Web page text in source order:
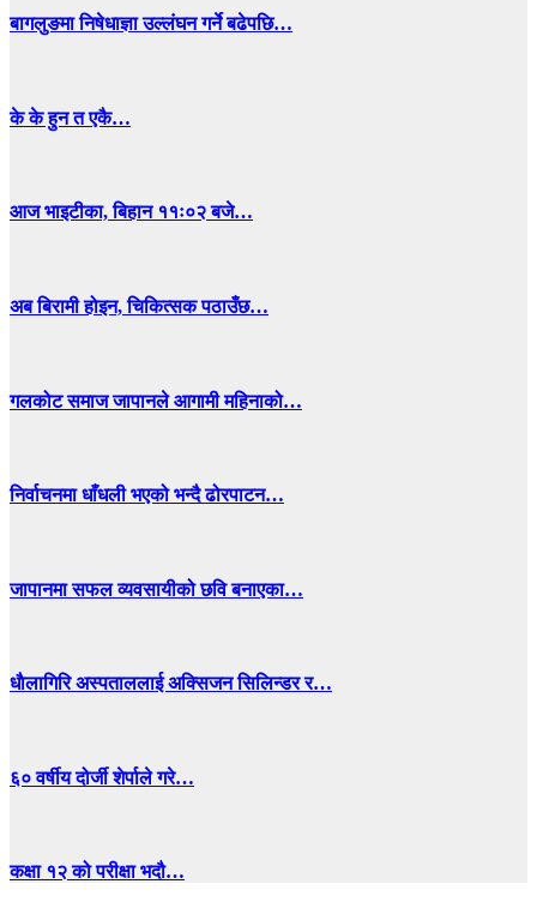
बागलुङमा निषेधाज्ञा उल्लंघन गर्ने बढेपछि…
के के हुन त एकै…
आज भाइटीका, बिहान ११ः०२ बजे…
अब बिरामी होइन, चिकित्सक पठाउँछ…
गलकोट समाज जापानले आगामी महिनाको…
निर्वाचनमा धाँधली भएको भन्दै ढोरपाटन…
जापानमा सफल व्यवसायीको छवि बनाएका…
धाैलागिरि अस्पताललाई अक्सिजन सिलिन्डर र…
६० वर्षीय दोर्जी शेर्पाले गरे…
कक्षा १२ को परीक्षा भदौ…